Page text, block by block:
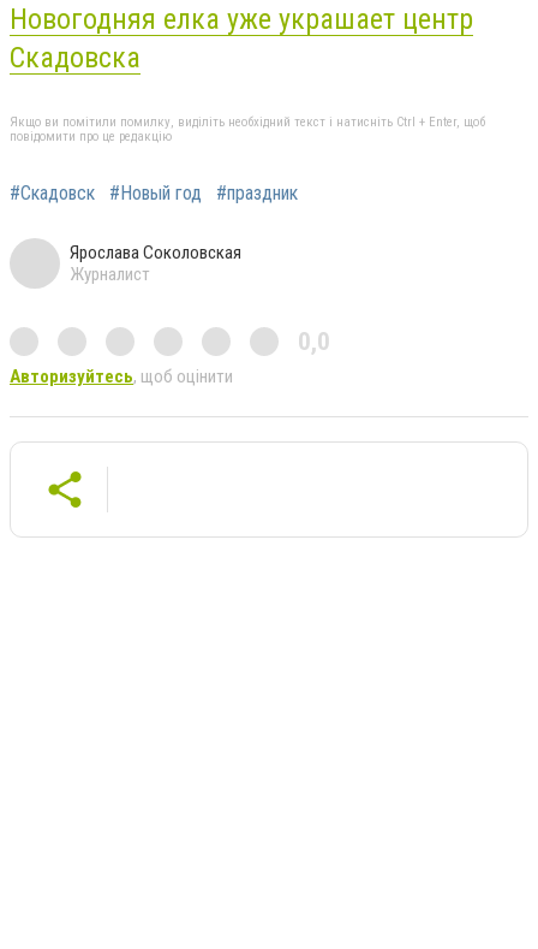
Новогодняя елка уже украшает центр
Скадовска
Якщо ви помітили помилку, виділіть необхідний текст і натисніть Ctrl + Enter, щоб
повідомити про це редакцію
#Скадовск #Новый год #праздник
Ярослава Соколовская
Журналист
0,0
Авторизуйтесь, щоб оцінити